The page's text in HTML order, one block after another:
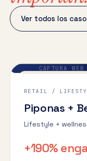
Ver todos los
CAPTURA
RETAIL /
Piponas +
Lifestyle +
+190%